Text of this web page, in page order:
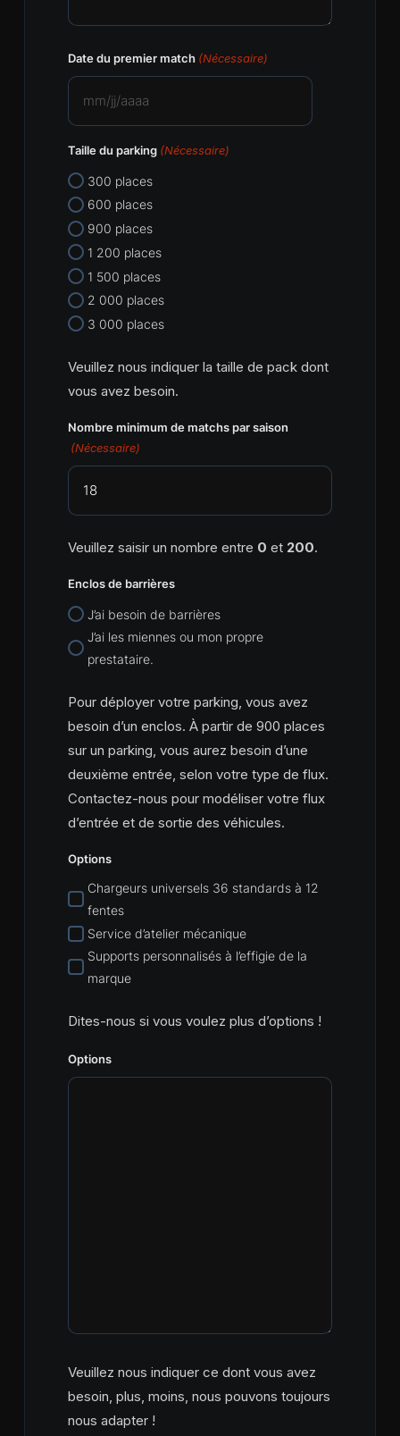
Date du premier match (Nécessaire)
JJ
slash
AAAA
Taille du parking (Nécessaire)
300 places
600 places
900 places
1 200 places
1 500 places
2 000 places
3 000 places
Veuillez nous indiquer la taille de pack dont
vous avez besoin.
Nombre minimum de matchs par saison
(Nécessaire)
Veuillez saisir un nombre entre 0 et 200.
Enclos de barrières
J’ai besoin de barrières
J’ai les miennes ou mon propre
prestataire.
Pour déployer votre parking, vous avez
besoin d’un enclos. À partir de 900 places
sur un parking, vous aurez besoin d’une
deuxième entrée, selon votre type de flux.
Contactez-nous pour modéliser votre flux
d’entrée et de sortie des véhicules.
Options
Chargeurs universels 36 standards à 12
fentes
Service d’atelier mécanique
Supports personnalisés à l’effigie de la
marque
Dites-nous si vous voulez plus d’options !
Options
Veuillez nous indiquer ce dont vous avez
besoin, plus, moins, nous pouvons toujours
nous adapter !